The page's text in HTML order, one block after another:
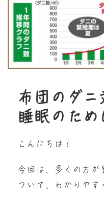
布団のダニ
睡眠のため
こんにちは！
今回は、多くの方が
ついて、わかりやす